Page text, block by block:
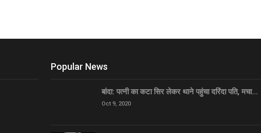
Popular News
बांदा: पत्नी का कटा सिर लेकर थाने पहुंचा दरिंदा पति, मचा…
Oct 9, 2020